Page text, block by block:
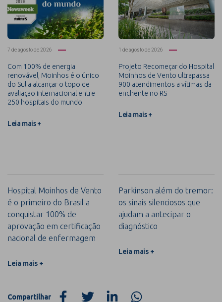
7 de agosto de 2026
Com 100% de energia
renovável, Moinhos é o único
do Sul a alcançar o topo de
avaliação internacional entre
250 hospitais do mundo
Leia mais +
1 de agosto de 2026
Projeto Recomeçar do Hospital
Moinhos de Vento ultrapassa
900 atendimentos a vítimas da
enchente no RS
Leia mais +
Hospital Moinhos de Vento
é o primeiro do Brasil a
conquistar 100% de
aprovação em certificação
nacional de enfermagem
Leia mais +
Parkinson além do tremor:
os sinais silenciosos que
ajudam a antecipar o
diagnóstico
Leia mais +
Compartilhar